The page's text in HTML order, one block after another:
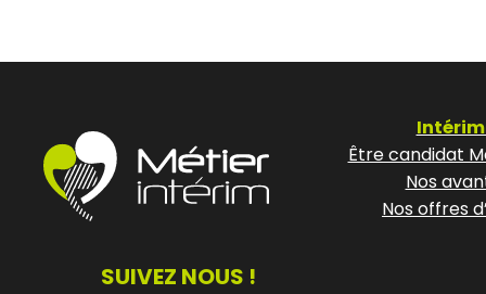
SUIVEZ NOUS !
Être candidat
Nos
Nos offres